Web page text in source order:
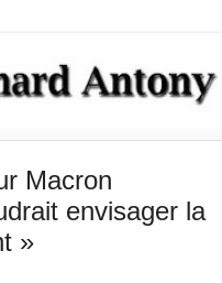
Macron
envisager la
»